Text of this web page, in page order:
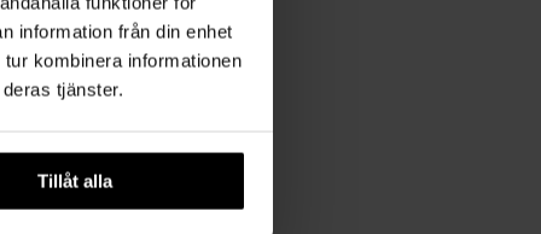
information från din enhet
kombinera informationen
tjänster.
Tillåt alla